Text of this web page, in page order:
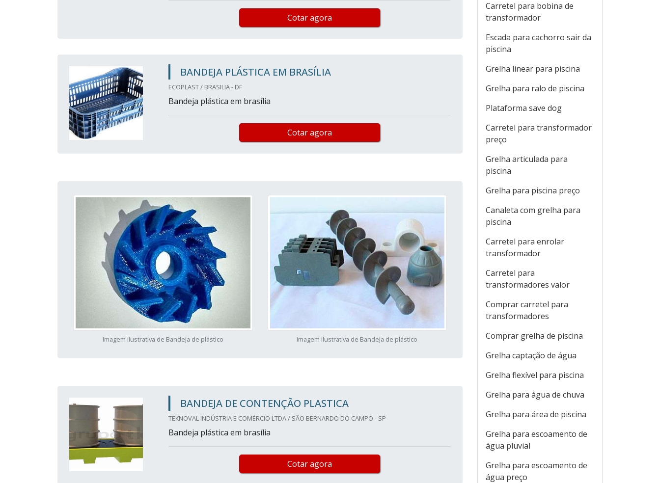
Cotar agora
BANDEJA PLÁSTICA EM BRASÍLIA
ECOPLAST / BRASILIA - DF
Bandeja plástica em brasília
Cotar agora
Imagem ilustrativa de Bandeja de plástico Imagem ilustrativa de Bandeja de plástico
BANDEJA DE CONTENÇÃO PLASTICA
TEKNOVAL INDÚSTRIA E COMÉRCIO LTDA / SÃO BERNARDO DO CAMPO - SP
Bandeja plástica em brasília
Cotar agora
Carretel para bobina de
transformador
Escada para cachorro sair da
piscina
Grelha linear para piscina
Grelha para ralo de piscina
Plataforma save dog
Carretel para transformador
preço
Grelha articulada para
piscina
Grelha para piscina preço
Canaleta com grelha para
piscina
Carretel para enrolar
transformador
Carretel para
transformadores valor
Comprar carretel para
transformadores
Comprar grelha de piscina
Grelha captação de água
Grelha flexível para piscina
Grelha para água de chuva
Grelha para área de piscina
Grelha para escoamento de
água pluvial
Grelha para escoamento de
água preço